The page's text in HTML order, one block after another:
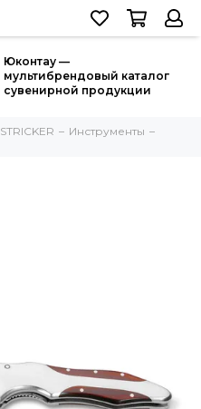
Юконтау —
мультибрендовый каталог
сувенирной продукции
STRICKER
Инструменты